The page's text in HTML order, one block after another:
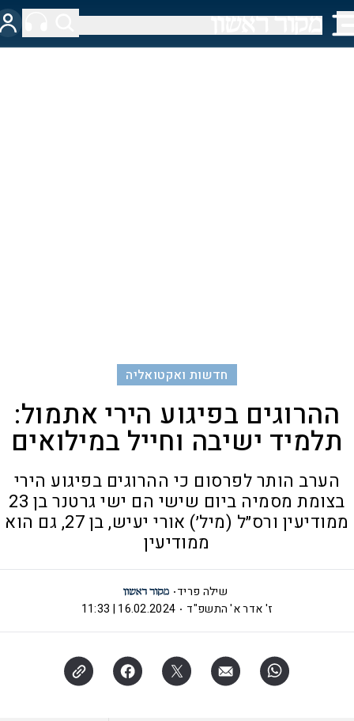
חדשות ואקטואליה
ההרוגים בפיגוע הירי אתמול:
תלמיד ישיבה וחייל במילואים
הערב הותר לפרסום כי ההרוגים בפיגוע הירי
בצומת מסמיה ביום שישי הם ישי גרטנר בן 23
ממודיעין ורס״ל (מיל׳) אורי יעיש, בן 27, גם הוא
ממודיעין
שילה פריד
ז' אדר א' התשפ"ד
16.02.2024 | 11:33